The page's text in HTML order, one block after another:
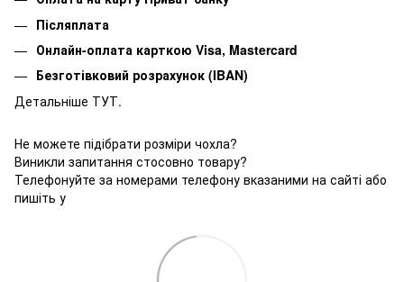
Післяплата
Онлайн-оплата карткою Visa, Mastercard
Безготівковий розрахунок (IBAN)
Детальніше ТУТ.
Не можете підібрати розміри чохла?
Виникли запитання стосовно товару?
Телефонуйте за номерами телефону вказаними на сайті або
пишіть у